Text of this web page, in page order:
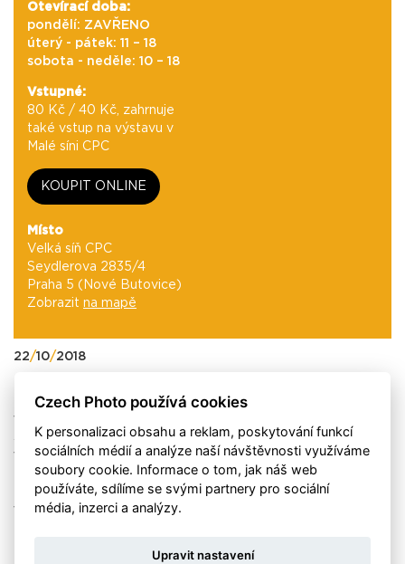
Otevírací doba:
pondělí: ZAVŘENO
úterý - pátek: 11 – 18
sobota - neděle: 10 – 18
Vstupné:
80 Kč / 40 Kč, zahrnuje
také vstup na výstavu v
Malé síni CPC
KOUPIT ONLINE
Místo
Velká síň CPC
Seydlerova 2835/4
Praha 5 (Nové Butovice)
Zobrazit na mapě
22/10/2018
Připomeňte si jedinečnou atmosféru slavnostního
večera. Na uvítanou promluvili – kurátorka Misha
Sidenberg, ředitelka Czech Photo Veronika Souralová a
velvyslanec státu Izrael Daniel Meron. Na slavnostní
zahájení dorazilo mnoho přátel autora a osobností
české fotografie, kteří se chtěli seznámit s novým
vizuálním dílem Karla Cudlína.
Czech Photo používá cookies
K personalizaci obsahu a reklam, poskytování funkcí
sociálních médií a analýze naší návštěvnosti využíváme
soubory cookie. Informace o tom, jak náš web
používáte, sdílíme se svými partnery pro sociální
média, inzerci a analýzy.
Upravit nastavení